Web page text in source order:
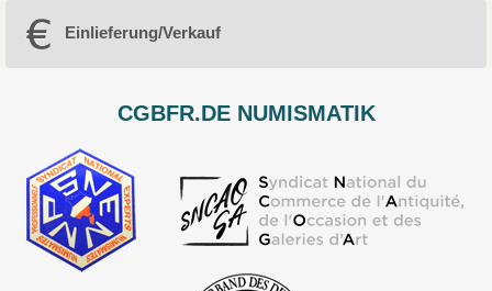
Einlieferung/Verkauf
CGBFR.DE NUMISMATIK